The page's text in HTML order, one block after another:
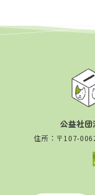
公益社団
住所：〒107-